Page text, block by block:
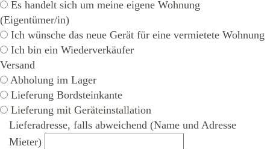
Es handelt sich um meine eigene Wohnung
(Eigentümer/in)
Ich wünsche das neue Gerät für eine vermietete Wohnung
Ich bin ein Wiederverkäufer
Versand
Abholung im Lager
Lieferung Bordsteinkante
Lieferung mit Geräteinstallation
Lieferadresse, falls abweichend (Name und Adresse
Mieter)